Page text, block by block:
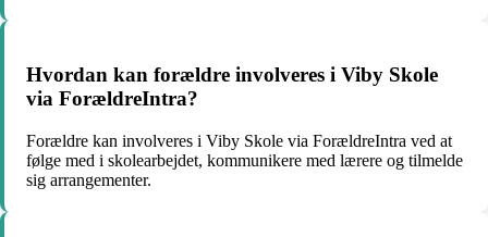
Hvordan kan forældre involveres i Viby Skole
via ForældreIntra?
Forældre kan involveres i Viby Skole via ForældreIntra ved at
følge med i skolearbejdet, kommunikere med lærere og tilmelde
sig arrangementer.